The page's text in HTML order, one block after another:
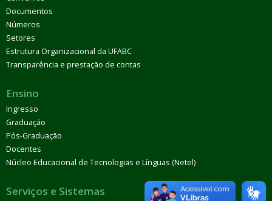
Documentos
Números
Setores
Estrutura Organizacional da UFABC
Transparência e prestação de contas
Ensino
Ingresso
Graduação
Pós-Graduação
Docentes
Núcleo Educacional de Tecnologias e Línguas (Netel)
Serviços e Sistemas